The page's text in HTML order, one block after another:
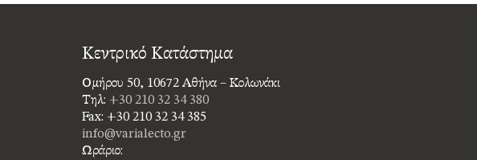
Κεντρικό Κατάστημα
Ομήρου 50, 10672 Αθήνα – Κολωνάκι
Τηλ: +30 210 32 34 380
Fax: +30 210 32 34 385
info@varialecto.gr
Ωράριο: